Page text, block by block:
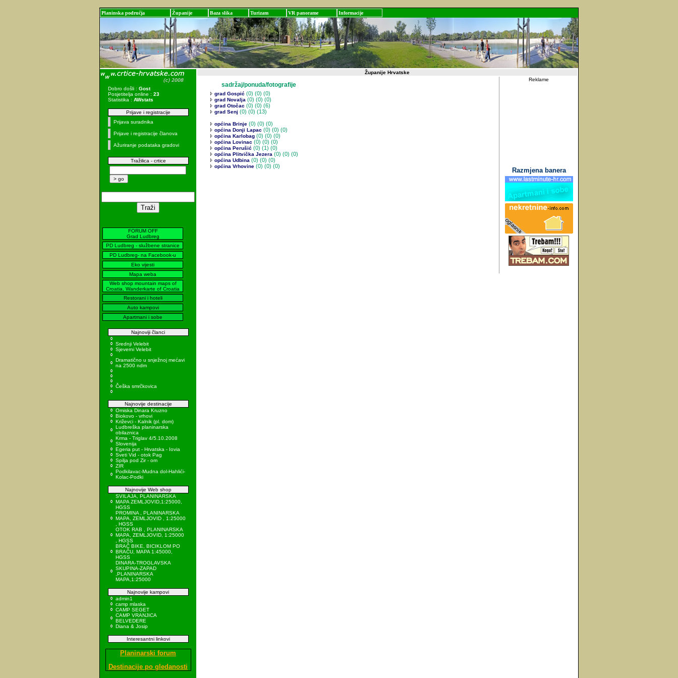
Planinska područja Županije Baza slika Turizam VR panorame Informacije
Dobro došli : Gost
Posjetitelja online : 23
Statistika : AWstats
Prijave i registracije
Prijava suradnika
Prijave i registracije članova
Ažuriranje podataka gradovi
Tražilica - crtice
FORUM OFF
Grad Ludbreg
PD Ludbreg - službene stranice
PD Ludbreg- na Facebook-u
Eko vijesti
Mapa weba
Web shop mountain maps of
Croatia, Wanderkarte of Croatia
Restorani i hoteli
Auto kampovi
Apartmani i sobe
Najnoviji članci
Srednji Velebit
Sjeverni Velebit
Dramatično u snježnoj mećavi
na 2500 ndm
Češka smrčkovica
Najnovije destinacije
Omiska Dinara Kruzno
Biokovo - vrhovi
Križevci - Kalnik (pl. dom)
Ludbreška planinarska
obilaznica
Krma - Triglav 4/5.10.2008
Slovenija
Egeria put - Hrvatska - Iovia
Sveti Vid - otok Pag
Spilja pod Zir - om
ZIR
Podkilavac-Mudna dol-Hahlići-
Kolac-Podki
Najnovije Web shop
SVILAJA, PLANINARSKA
MAPA ZEMLJOVID,1:25000,
HGSS
PROMINA , PLANINARSKA
MAPA, ZEMLJOVID , 1:25000
, HGSS
OTOK RAB , PLANINARSKA
MAPA, ZEMLJOVID, 1:25000
, HGSS
BRAČ BIKE, BICIKLOM PO
BRAČU, MAPA 1:45000,
HGSS
DINARA-TROGLAVSKA
SKUPINA-ZAPAD
,PLANINARSKA
MAPA,1:25000
Najnovije kampovi
admin1
camp mlaska
CAMP SEGET
CAMP VRANJICA
BELVEDERE
Diana & Josip
Interesantni linkovi
Planinarski forum
Destinacije po gledanosti
Županije Hrvatske
sadržaj/ponuda/fotografije
grad Gospić (0) (0) (0)
grad Novalja (0) (0) (0)
grad Otočac (0) (0) (6)
grad Senj (0) (0) (13)
općina Brinje (0) (0) (0)
općina Donji Lapac (0) (0) (0)
općina Karlobag (0) (0) (0)
općina Lovinac (0) (0) (0)
općina Perušić (0) (1) (0)
općina Plitvička Jezera (0) (0) (0)
općina Udbina (0) (0) (0)
općina Vrhovine (0) (0) (0)
Reklame
Razmjena banera